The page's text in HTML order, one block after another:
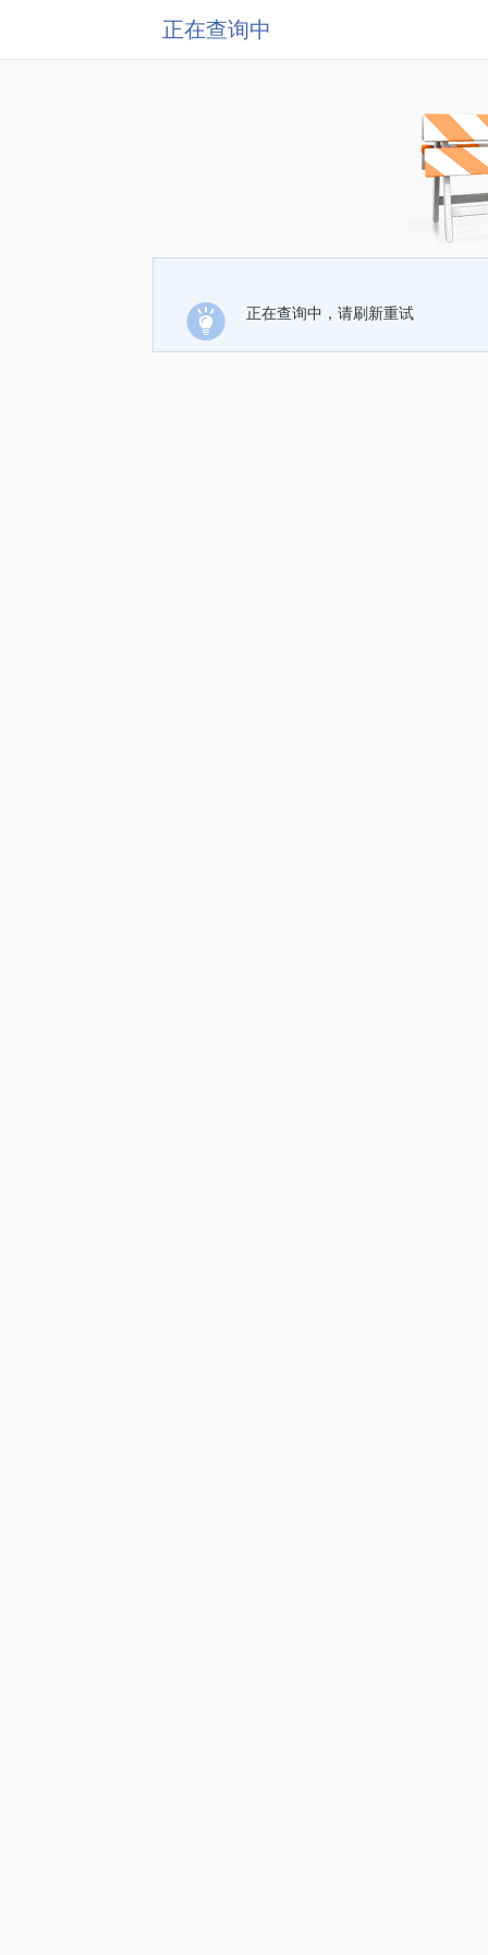
正在查询中
正在查询中，请刷新重试